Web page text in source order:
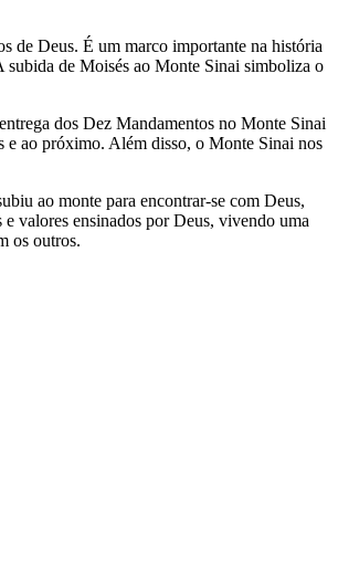
de Deus. É um marco importante na história
subida de Moisés ao Monte Sinai simboliza o
dos Dez Mandamentos no Monte Sinai
e ao próximo. Além disso, o Monte Sinai nos
ao monte para encontrar-se com Deus,
valores ensinados por Deus, vivendo uma
os outros.